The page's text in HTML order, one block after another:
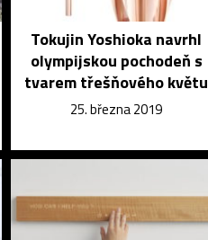
Tokujin Yoshioka navrhl
olympijskou pochodeň s
tvarem třešňového květu
25. března 2019